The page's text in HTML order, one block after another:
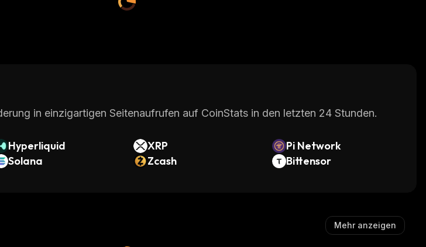
in einzigartigen Seitenaufrufen auf CoinStats in den letzten 24 Stunden.
Hyperliquid XRP
Pi Network
Solana Zcash Bittensor
Mehr anzeigen